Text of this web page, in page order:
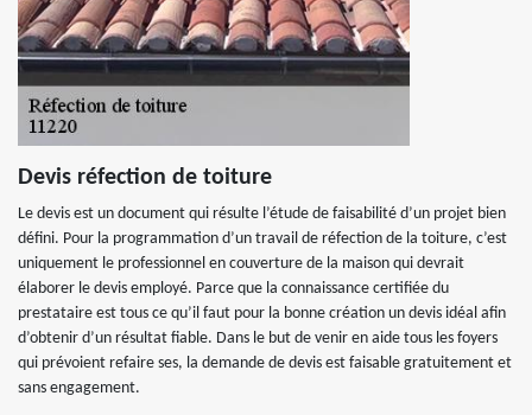
Devis réfection de toiture
Le devis est un document qui résulte l’étude de faisabilité d’un projet bien
défini. Pour la programmation d’un travail de réfection de la toiture, c’est
uniquement le professionnel en couverture de la maison qui devrait
élaborer le devis employé. Parce que la connaissance certifiée du
prestataire est tous ce qu’il faut pour la bonne création un devis idéal afin
d’obtenir d’un résultat fiable. Dans le but de venir en aide tous les foyers
qui prévoient refaire ses, la demande de devis est faisable gratuitement et
sans engagement.